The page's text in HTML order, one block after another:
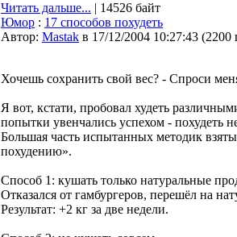
Читать дальше... | 14526 байт
Юмор : 17 способов похудеть
Автор: Мastak в 17/12/2004 10:27:43 (2200
Хочешь сохранить свой вес? - Спроси
Я вот, кстати, пробовал худеть
попытки увенчались успехом - похудеть
Большая часть испытанных методик
похудению».
Способ 1: кушать только натуральные
Отказался от гамбургеров, перешёл на
Результат: +2 кг за две недели.